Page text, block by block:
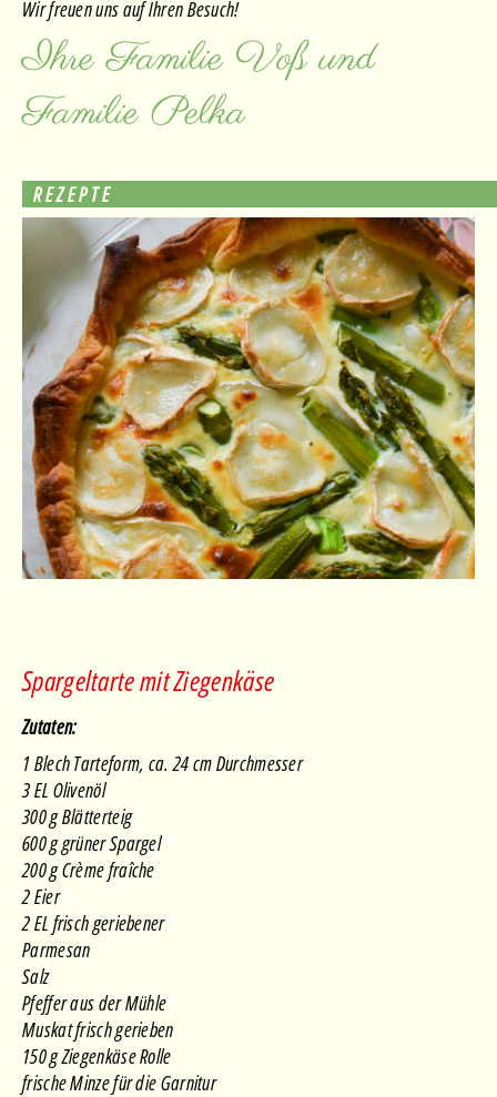
Wir freuen uns auf Ihren Besuch!
Ihre Familie Voß und
Familie Pelka
REZEPTE
Spargeltarte mit Ziegenkäse
Zutaten:
1 Blech Tarteform, ca. 24 cm Durchmesser
3 EL Olivenöl
300 g Blätterteig
600 g grüner Spargel
200 g Crème fraîche
2 Eier
2 EL frisch geriebener
Parmesan
Salz
Pfeffer aus der Mühle
Muskat frisch gerieben
150 g Ziegenkäse Rolle
frische Minze für die Garnitur